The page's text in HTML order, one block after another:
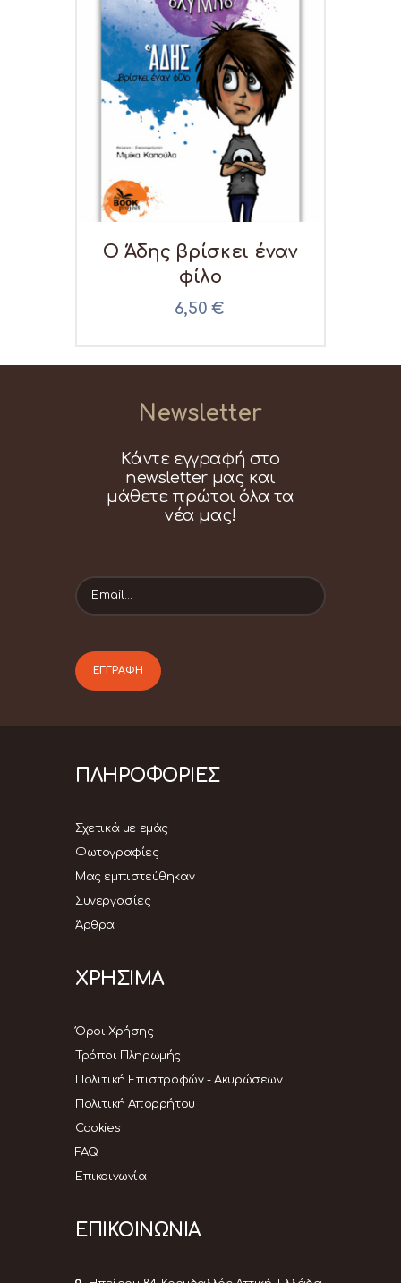
Ο Άδης βρίσκει έναν
φίλο
6,50 €
Newsletter
Κάντε εγγραφή στο
newsletter μας και
μάθετε πρώτοι όλα τα
νέα μας!
ΠΛΗΡΟΦΟΡΙΕΣ
Σχετικά με εμάς
Φωτογραφίες
Μας εμπιστεύθηκαν
Συνεργασίες
Άρθρα
ΧΡΗΣΙΜΑ
Όροι Χρήσης
Τρόποι Πληρωμής
Πολιτική Επιστροφών - Ακυρώσεων
Πολιτική Απορρήτου
Cookies
FAQ
Επικοινωνία
ΕΠΙΚΟΙΝΩΝΙΑ